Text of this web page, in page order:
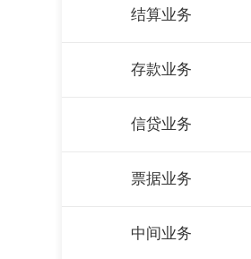
结算业务
存款业务
信贷业务
票据业务
中间业务